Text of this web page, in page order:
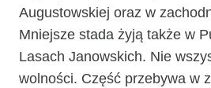
Augustowskiej oraz w
Mniejsze stada żyją także w
Lasach Janowskich. Nie
wolności. Część przebywa w